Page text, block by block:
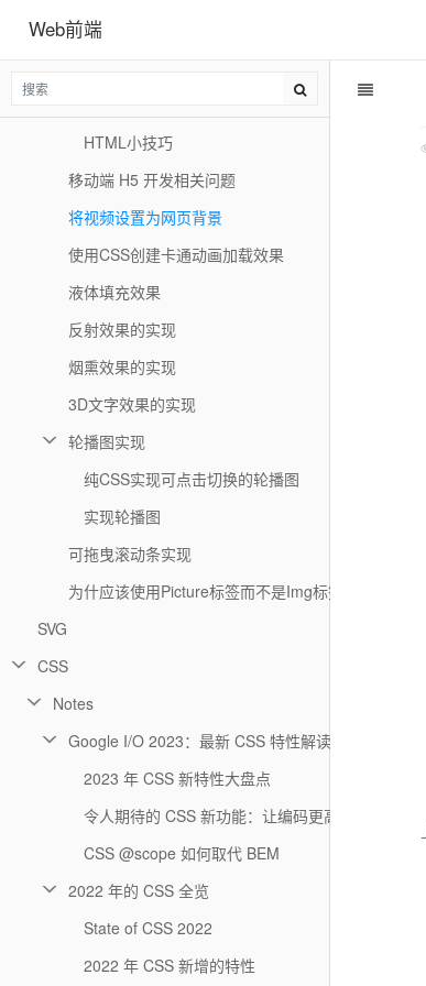
Web前端网站禁用Iframe链接
响应式布局新方案
HTML小技巧
移动端 H5 开发相关问题
将视频设置为网页背景
使用CSS创建卡通动画加载效果
液体填充效果
反射效果的实现
烟熏效果的实现
3D文字效果的实现
轮播图实现
纯CSS实现可点击切换的轮播图
实现轮播图
可拖曳滚动条实现
为什应该使用Picture标签而不是Img标签
SVG
CSS
Notes
Google I/O 2023：最新 CSS 特性解读！
2023 年 CSS 新特性大盘点
令人期待的 CSS 新功能：让编码更高效
CSS @scope 如何取代 BEM
2022 年的 CSS 全览
State of CSS 2022
2022 年 CSS 新增的特性